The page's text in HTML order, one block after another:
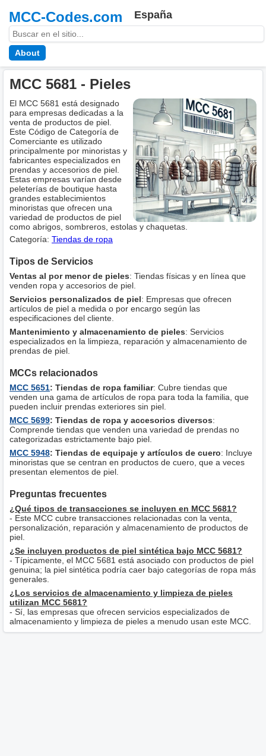
MCC-Codes.com España
About
MCC 5681 - Pieles
El MCC 5681 está designado
para empresas dedicadas a la
venta de productos de piel.
Este Código de Categoría de
Comerciante es utilizado
principalmente por minoristas y
fabricantes especializados en
prendas y accesorios de piel.
Estas empresas varían desde
peleterías de boutique hasta
grandes establecimientos
minoristas que ofrecen una
variedad de productos de piel
como abrigos, sombreros, estolas y chaquetas.
Categoría: Tiendas de ropa
Tipos de Servicios
Ventas al por menor de pieles: Tiendas físicas y en línea que
venden ropa y accesorios de piel.
Servicios personalizados de piel: Empresas que ofrecen
artículos de piel a medida o por encargo según las
especificaciones del cliente.
Mantenimiento y almacenamiento de pieles: Servicios
especializados en la limpieza, reparación y almacenamiento de
prendas de piel.
MCCs relacionados
MCC 5651: Tiendas de ropa familiar: Cubre tiendas que
venden una gama de artículos de ropa para toda la familia, que
pueden incluir prendas exteriores sin piel.
MCC 5699: Tiendas de ropa y accesorios diversos:
Comprende tiendas que venden una variedad de prendas no
categorizadas estrictamente bajo piel.
MCC 5948: Tiendas de equipaje y artículos de cuero: Incluye
minoristas que se centran en productos de cuero, que a veces
presentan elementos de piel.
Preguntas frecuentes
¿Qué tipos de transacciones se incluyen en MCC 5681?
- Este MCC cubre transacciones relacionadas con la venta,
personalización, reparación y almacenamiento de productos de
piel.
¿Se incluyen productos de piel sintética bajo MCC 5681?
- Típicamente, el MCC 5681 está asociado con productos de piel
genuina; la piel sintética podría caer bajo categorías de ropa más
generales.
¿Los servicios de almacenamiento y limpieza de pieles
utilizan MCC 5681?
- Sí, las empresas que ofrecen servicios especializados de
almacenamiento y limpieza de pieles a menudo usan este MCC.